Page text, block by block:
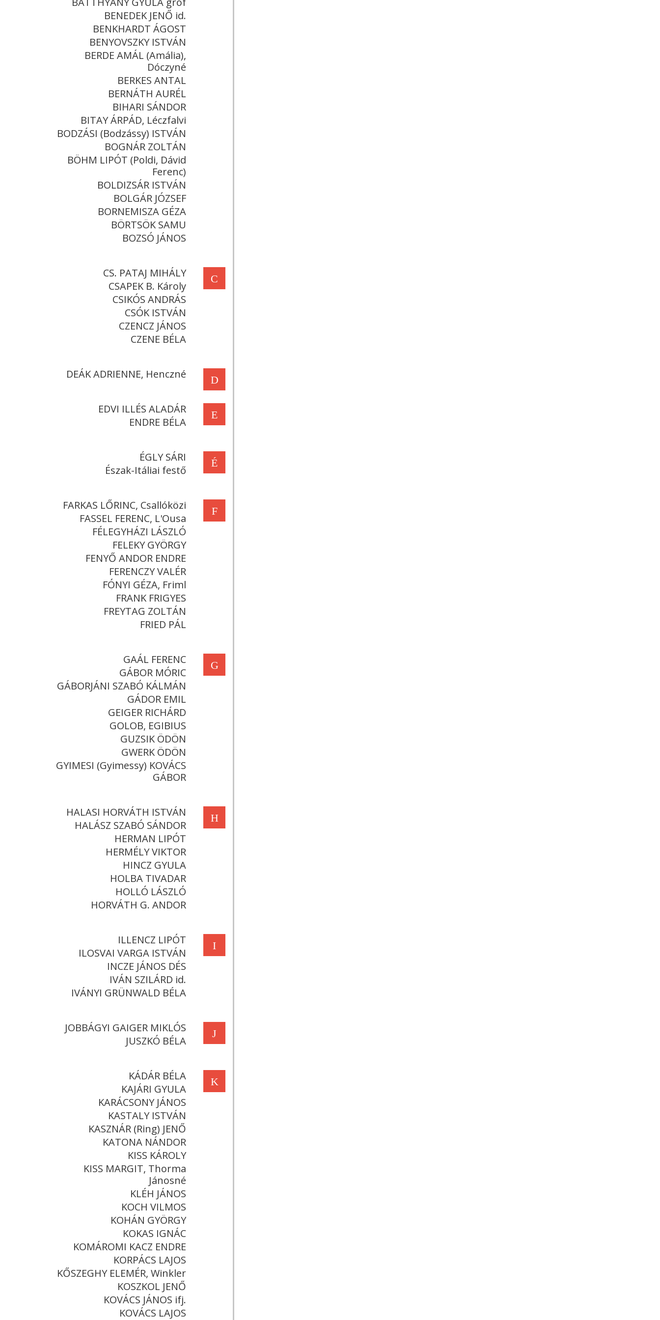
BENEDEK JENŐ id.
BENKHARDT ÁGOST
BENYOVSZKY ISTVÁN
BERDE AMÁL (Amália),
Dóczyné
BERKES ANTAL
BERNÁTH AURÉL
BIHARI SÁNDOR
BITAY ÁRPÁD, Léczfalvi
BODZÁSI (Bodzássy) ISTVÁN
BOGNÁR ZOLTÁN
BÖHM LIPÓT (Poldi, Dávid
Ferenc)
BOLDIZSÁR ISTVÁN
BOLGÁR JÓZSEF
BORNEMISZA GÉZA
BÖRTSÖK SAMU
BOZSÓ JÁNOS
C
CS. PATAJ MIHÁLY
CSAPEK B. Károly
CSIKÓS ANDRÁS
CSÓK ISTVÁN
CZENCZ JÁNOS
CZENE BÉLA
D
DEÁK ADRIENNE, Henczné
E
EDVI ILLÉS ALADÁR
ENDRE BÉLA
É
ÉGLY SÁRI
Észak-Itáliai festő
F
FARKAS LŐRINC, Csallóközi
FASSEL FERENC, L'Ousa
FÉLEGYHÁZI LÁSZLÓ
FELEKY GYÖRGY
FENYŐ ANDOR ENDRE
FERENCZY VALÉR
FÓNYI GÉZA, Friml
FRANK FRIGYES
FREYTAG ZOLTÁN
FRIED PÁL
G
GAÁL FERENC
GÁBOR MÓRIC
GÁBORJÁNI SZABÓ KÁLMÁN
GÁDOR EMIL
GEIGER RICHÁRD
GOLOB, EGIBIUS
GUZSIK ÖDÖN
GWERK ÖDÖN
GYIMESI (Gyimessy) KOVÁCS
GÁBOR
H
HALASI HORVÁTH ISTVÁN
HALÁSZ SZABÓ SÁNDOR
HERMAN LIPÓT
HERMÉLY VIKTOR
HINCZ GYULA
HOLBA TIVADAR
HOLLÓ LÁSZLÓ
HORVÁTH G. ANDOR
I
ILLENCZ LIPÓT
ILOSVAI VARGA ISTVÁN
INCZE JÁNOS DÉS
IVÁN SZILÁRD id.
IVÁNYI GRÜNWALD BÉLA
J
JOBBÁGYI GAIGER MIKLÓS
JUSZKÓ BÉLA
K
KÁDÁR BÉLA
KAJÁRI GYULA
KARÁCSONY JÁNOS
KASTALY ISTVÁN
KASZNÁR (Ring) JENŐ
KATONA NÁNDOR
KISS KÁROLY
KISS MARGIT, Thorma
Jánosné
KLÉH JÁNOS
KOCH VILMOS
KOHÁN GYÖRGY
KOKAS IGNÁC
KOMÁROMI KACZ ENDRE
KORPÁCS LAJOS
KŐSZEGHY ELEMÉR, Winkler
KOSZKOL JENŐ
KOVÁCS JÁNOS ifj.
KOVÁCS LAJOS